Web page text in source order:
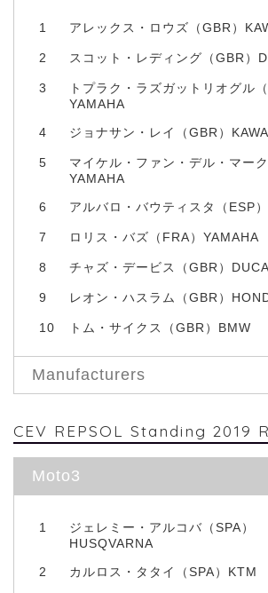
1 アレックス・ロウズ（GBR）
2 スコット・レディング（GBR）
3
トプラク・ラズガットリオグル（
YAMAHA
4 ジョナサン・レイ（GBR）
5
マイケル・ファン・デル・マーク
YAMAHA
6 アルバロ・バウティスタ（ESP
7 ロリス・バズ（FRA）YAMAHA
8 チャズ・デービス（GBR）
9 レオン・ハスラム（GBR）
10 トム・サイクス（GBR）BMW
Manufacturers
CEV REPSOL Standing 2019
Moto3
1
ジェレミー・アルコバ（SPA）
HUSQVARNA
2 カルロス・タタイ（SPA）KTM